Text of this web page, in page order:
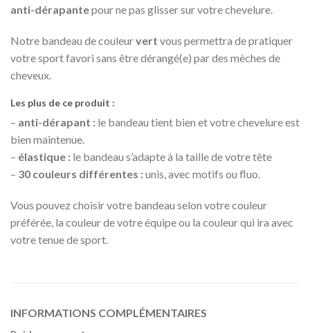
anti-dérapantepour ne pas glisser sur votre chevelure.
Notre bandeau de couleurvert vous permettra de pratiquer
votre sport favori sans être dérangé(e) par des mèches de
cheveux.
Les plus de ce produit :
– anti-dérapant : le bandeau tient bien et votre chevelure est
bien maintenue.
– élastique : le bandeau s’adapte à la taille de votre tête
– 30 couleurs différentes :unis, avec motifs ou fluo.
Vous pouvez choisir votre bandeau selon votre couleur
préférée, la couleur de votre équipe ou la couleur qui ira avec
votre tenue de sport.
INFORMATIONS COMPLÉMENTAIRES